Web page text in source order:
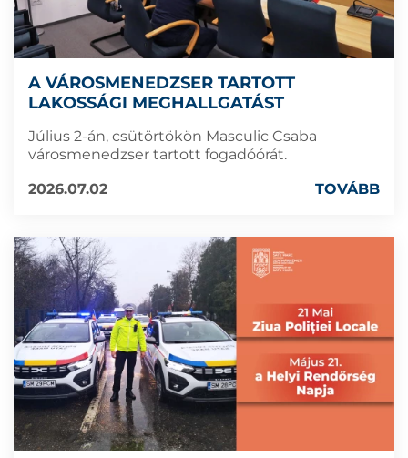
A VÁROSMENEDZSER TARTOTT
LAKOSSÁGI MEGHALLGATÁST
Július 2-án, csütörtökön Masculic Csaba
városmenedzser tartott fogadóórát.
2026.07.02
TOVÁBB